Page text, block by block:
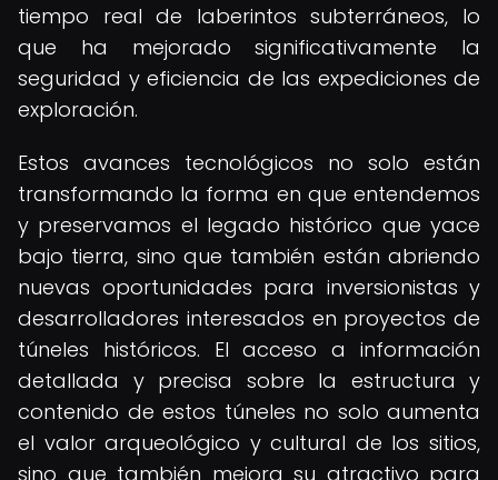
tiempo real de laberintos subterráneos, lo
que ha mejorado significativamente la
seguridad y eficiencia de las expediciones de
exploración.
Estos avances tecnológicos no solo están
transformando la forma en que entendemos
y preservamos el legado histórico que yace
bajo tierra, sino que también están abriendo
nuevas oportunidades para inversionistas y
desarrolladores interesados en proyectos de
túneles históricos. El acceso a información
detallada y precisa sobre la estructura y
contenido de estos túneles no solo aumenta
el valor arqueológico y cultural de los sitios,
sino que también mejora su atractivo para